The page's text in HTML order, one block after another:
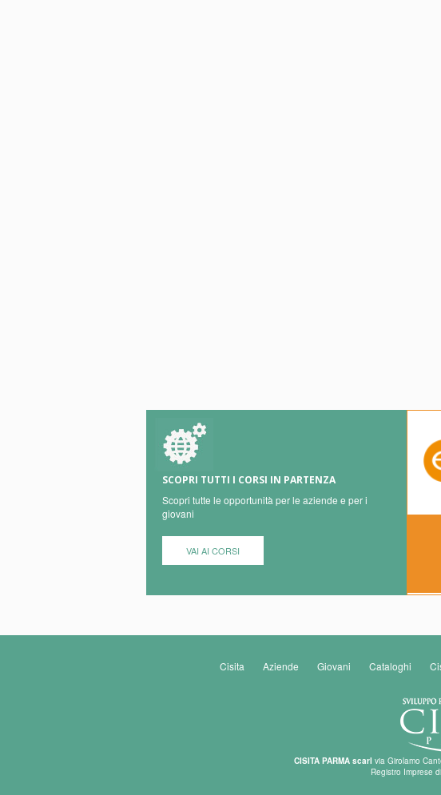
SCOPRI TUTTI I CORSI IN PARTENZA
Scopri tutte le opportunità per le aziende e per i
giovani
VAI AI CORSI
Cisita Aziende Giovani Cataloghi
CISITA PARMA scarl via Girolamo
Registro Imprese